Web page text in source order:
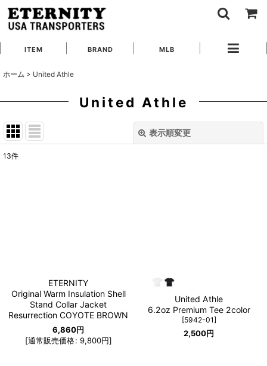
ITEM BRAND MLB
ホーム > United Athle
United Athle
表示順変更
13件
ETERNITY
Original Warm Insulation Shell
Stand Collar Jacket
Resurrection COYOTE BROWN
6,860円
[通常販売価格: 9,800円]
United Athle
6.2oz Premium Tee 2color
[5942-01]
2,500円